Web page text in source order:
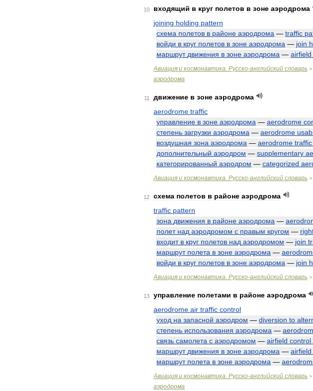
10 входящий в круг полетов в зоне аэродрома
joining holding pattern
схема полетов в районе аэродрома — traffic
войди в круг полетов в зоне аэродрома — join
маршрут движения в зоне аэродрома — airfield
Авиация и космонавтика. Русско-английский словарь >
аэродрома
11 движение в зоне аэродрома
aerodrome traffic
управление в зоне аэродрома — aerodrome
степень загрузки аэродрома — aerodrome
воздушная зона аэродрома — aerodrome traffic
дополнительный аэродром — supplementary
категорированный аэродром — categorized
Авиация и космонавтика. Русско-английский словарь >
12 схема полетов в районе аэродрома
traffic pattern
зона движения в районе аэродрома —
полет над аэродромом с правым кругом —
входит в круг полетов над аэродромом — join
маршрут полета в зоне аэродрома —
войди в круг полетов в зоне аэродрома — join
Авиация и космонавтика. Русско-английский словарь >
13 управление полетами в районе аэродрома
aerodrome air traffic control
уход на запасной аэродром — diversion to
степень использования аэродрома —
связь самолета с аэродромом — airfield control
маршрут движения в зоне аэродрома — airfield
маршрут полета в зоне аэродрома —
Авиация и космонавтика. Русско-английский словарь >
аэродрома